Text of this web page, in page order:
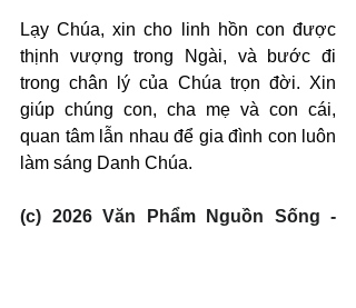
Lạy Chúa, xin cho linh hồn con được
thịnh vượng trong Ngài, và bước đi
trong chân lý của Chúa trọn đời. Xin
giúp chúng con, cha mẹ và con cái,
quan tâm lẫn nhau để gia đình con luôn
làm sáng Danh Chúa.
(c) 2026 Văn Phẩm Nguồn Sống -